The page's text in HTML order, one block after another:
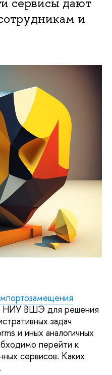
и
НИУ ВШЭ для решения
задач
и иных аналогичных
перейти к
сервисов. Каких